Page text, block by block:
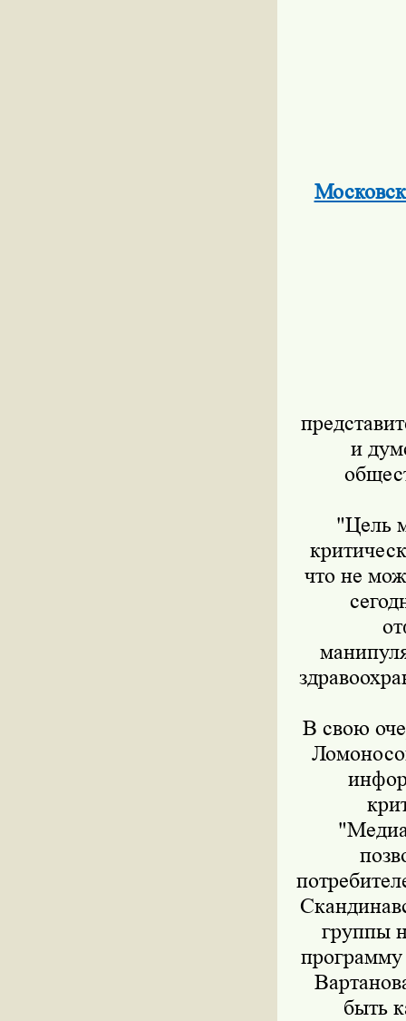
и
"Цель
что не
В свою
группы
быть